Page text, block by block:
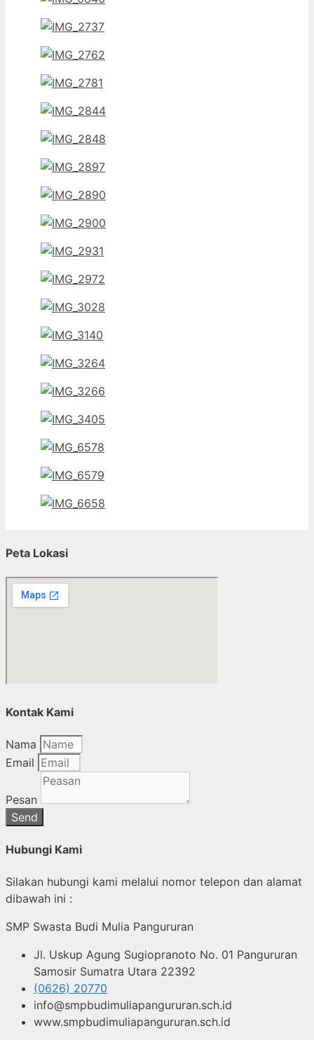
Peta Lokasi
Kontak Kami
Nama
Email
Pesan
Send
Hubungi Kami
Silakan hubungi kami melalui nomor telepon dan alamat
dibawah ini :
SMP Swasta Budi Mulia Pangururan
Jl. Uskup Agung Sugiopranoto No. 01 Pangururan
Samosir Sumatra Utara 22392
(0626) 20770
info@smpbudimuliapangururan.sch.id
www.smpbudimuliapangururan.sch.id